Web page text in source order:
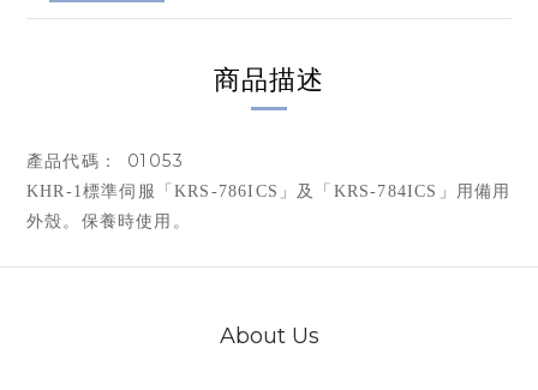
商品描述
產品代碼： 01053
KHR-1標準伺服「KRS-786ICS」及「KRS-784ICS」用備用
外殼。保養時使用。
About Us